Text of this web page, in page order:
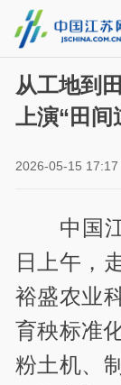
从工地到
上演“田间
2026-05-15 17:17
中国
日上午，
裕盛农业
育秧标准
粉土机、